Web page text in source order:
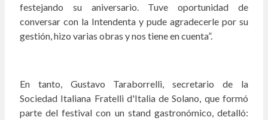
festejando su aniversario. Tuve oportunidad de
conversar con la Intendenta y pude agradecerle por su
gestión, hizo varias obras y nos tiene en cuenta”.
En tanto, Gustavo Taraborrelli, secretario de la
Sociedad Italiana Fratelli d'Italia de Solano, que formó
parte del festival con un stand gastronómico, detalló: